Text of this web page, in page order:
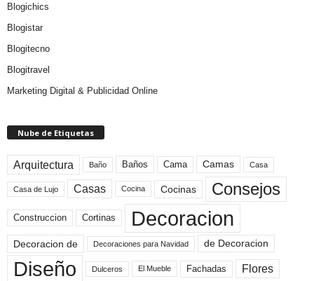
Blogichics
Blogistar
Blogitecno
Blogitravel
Marketing Digital & Publicidad Online
Nube de Etiquetas
Arquitectura Baño Baños Cama Camas Casa
Casa de Lujo Casas Cocina Cocinas Consejos
Construccion Cortinas Decoracion
Decoracion de Decoraciones para Navidad de Decoracion
Diseño Dulceros El Mueble Fachadas Flores